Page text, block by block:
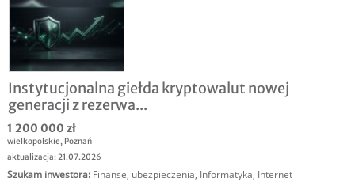
Instytucjonalna giełda kryptowalut nowej
generacji z rezerwa...
1 200 000 zł
wielkopolskie, Poznań
aktualizacja: 21.07.2026
Szukam inwestora: Finanse, ubezpieczenia, Informatyka, Internet